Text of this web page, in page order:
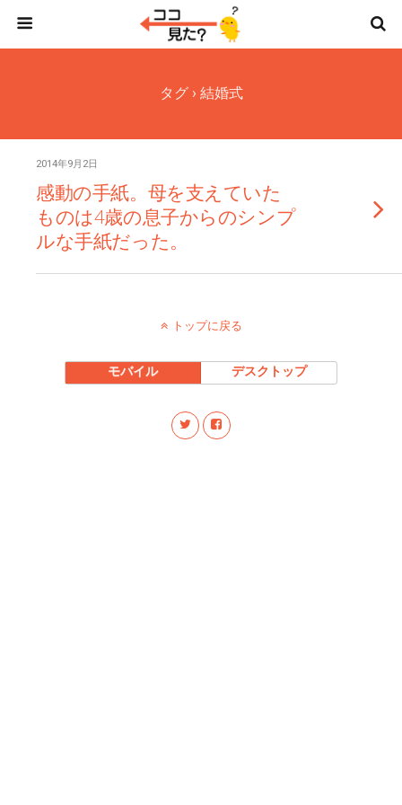
タグ › 結婚式
2014年9月2日
感動の手紙。母を支えていた
ものは4歳の息子からのシンプ
ルな手紙だった。
トップに戻る
モバイル デスクトップ